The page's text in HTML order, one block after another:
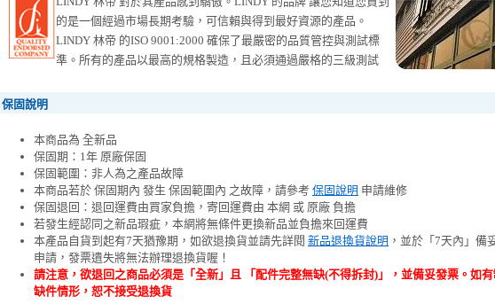
的是一個經過市場長期考驗，可信賴與得到最好資源的產品。
LINDY 林帝 的ISO 9001:2000 確保了最嚴密的品質管控與測試標
準。所有的產品以最高的規格製造，且必須通過嚴格的三級測試
保固說明
本商品為 全新品
保固期：1年 原廠保固
保固範圍：非人為之產品故障
本商品若於 保固期內 發生 保固範圍內 之故障，請參考 保固說明 申請維修
保固退回：退回運費由買家負擔，寄回運費由 本網 或 原廠 負擔
若發生經認同之新品瑕疵，本網將無條件更換新品並負擔來回運費
本產品自貨到起有7天猶豫期，如欲退換貨並請先詳閱 新品退換貨說明 ，並於「7天內」備
申請，發票遺失將無法辦理退換貨喔！
請注意，欲退回之商品必須是「全新」且 「配件完整無缺(不得拆封)」，並備妥發票。如
缺件情形，恕不接受退換貨